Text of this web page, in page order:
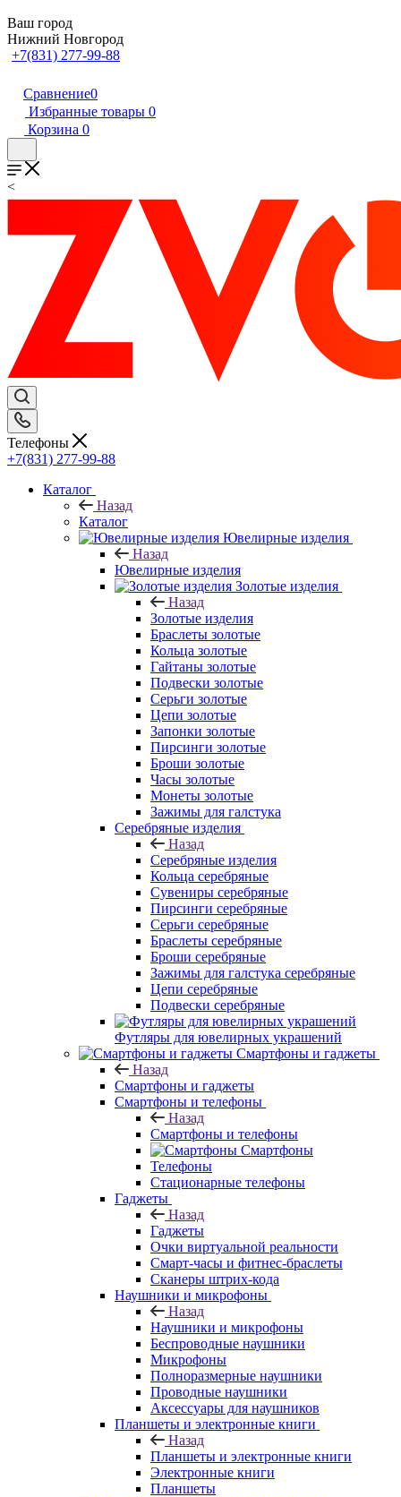
Ваш город
Нижний Новгород
+7(831) 277-99-88
Сравнение0
Избранные товары 0
Корзина 0
<
Телефоны
+7(831) 277-99-88
Каталог
Назад
Каталог
Ювелирные изделия
Назад
Ювелирные изделия
Золотые изделия
Назад
Золотые изделия
Браслеты золотые
Кольца золотые
Гайтаны золотые
Подвески золотые
Серьги золотые
Цепи золотые
Запонки золотые
Пирсинги золотые
Броши золотые
Часы золотые
Монеты золотые
Зажимы для галстука
Серебряные изделия
Назад
Серебряные изделия
Кольца серебряные
Сувениры серебряные
Пирсинги серебряные
Серьги серебряные
Браслеты серебряные
Броши серебряные
Зажимы для галстука серебряные
Цепи серебряные
Подвески серебряные
Футляры для ювелирных украшений
Смартфоны и гаджеты
Назад
Смартфоны и гаджеты
Смартфоны и телефоны
Назад
Смартфоны и телефоны
Смартфоны
Телефоны
Стационарные телефоны
Гаджеты
Назад
Гаджеты
Очки виртуальной реальности
Смарт-часы и фитнес-браслеты
Сканеры штрих-кода
Наушники и микрофоны
Назад
Наушники и микрофоны
Беспроводные наушники
Микрофоны
Полноразмерные наушники
Проводные наушники
Аксессуары для наушников
Планшеты и электронные книги
Назад
Планшеты и электронные книги
Электронные книги
Планшеты